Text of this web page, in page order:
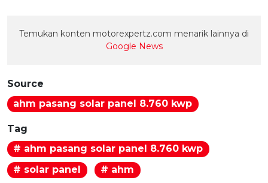
Temukan konten motorexpertz.com menarik lainnya di
Google News
Source
ahm pasang solar panel 8.760 kwp
Tag
# ahm pasang solar panel 8.760 kwp
# solar panel
# ahm